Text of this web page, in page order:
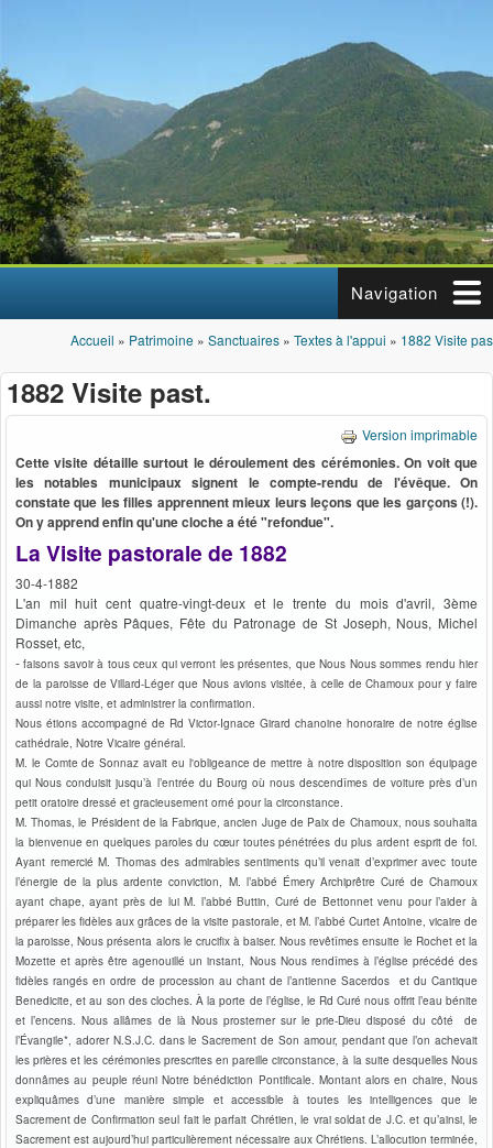
Navigation
Vous êtes ici
Accueil » Patrimoine » Sanctuaires » Textes à l'appui » 1882 Visite
1882 Visite past.
Version imprimable
Cette visite détaille surtout le déroulement des cérémonies. On voit que
les notables municipaux signent le compte-rendu de l'évêque. On
constate que les filles apprennent mieux leurs leçons que les garçons (!).
On y apprend enfin qu'une cloche a été "refondue".
La Visite pastorale de 1882
30-4-1882
L'an mil huit cent quatre-vingt-deux et le trente du mois d'avril, 3ème
Dimanche après Pâques, Fête du Patronage de St Joseph, Nous, Michel
Rosset, etc,
- faisons savoir à tous ceux qui verront les présentes, que Nous Nous sommes rendu hier
de la paroisse de Villard-Léger que Nous avions visitée, à celle de Chamoux pour y faire
aussi notre visite, et administrer la confirmation.
Nous étions accompagné de Rd Victor-Ignace Girard chanoine honoraire de notre église
cathédrale, Notre Vicaire général.
M. le Comte de Sonnaz avait eu l'obligeance de mettre à notre disposition son équipage
qui Nous conduisit jusqu’à l’entrée du Bourg où nous descendîmes de voiture près d’un
petit oratoire dressé et gracieusement orné pour la circonstance.
M. Thomas, le Président de la Fabrique, ancien Juge de Paix de Chamoux, nous souhaita
la bienvenue en quelques paroles du cœur toutes pénétrées du plus ardent esprit de foi.
Ayant remercié M. Thomas des admirables sentiments qu’il venait d’exprimer avec toute
l’énergie de la plus ardente conviction, M. l’abbé Émery Archiprêtre Curé de Chamoux
ayant chape, ayant près de lui M. l’abbé Buttin, Curé de Bettonnet venu pour l’aider à
préparer les fidèles aux grâces de la visite pastorale, et M. l’abbé Curtet Antoine, vicaire de
la paroisse, Nous présenta alors le crucifix à baiser. Nous revêtîmes ensuite le Rochet et la
Mozette et après être agenouillé un instant, Nous Nous rendîmes à l’église précédé des
fidèles rangés en ordre de procession au chant de l’antienne Sacerdos et du Cantique
Benedicite, et au son des cloches. À la porte de l’église, le Rd Curé nous offrit l’eau bénite
et l’encens. Nous allâmes de là Nous prosterner sur le prie-Dieu disposé du côté de
l’Évangile*, adorer N.S.J.C. dans le Sacrement de Son amour, pendant que l’on achevait
les prières et les cérémonies prescrites en pareille circonstance, à la suite desquelles Nous
donnâmes au peuple réuni Notre bénédiction Pontificale. Montant alors en chaire, Nous
expliquâmes d’une manière simple et accessible à toutes les intelligences que le
Sacrement de Confirmation seul fait le parfait Chrétien, le vrai soldat de J.C. et qu’ainsi, le
Sacrement est aujourd’hui particulièrement nécessaire aux Chrétiens. L’allocution terminée,